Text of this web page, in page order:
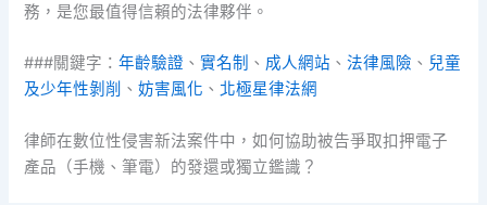
務，是您最值得信賴的法律夥伴。
###關鍵字：年齡驗證 、實名制 、 成人網站 、法律風險 、 兒童
及少年性剝削 、妨害風化 、 北極星律法網
律師在數位性侵害新法案件中，如何協助被告爭取扣押電子
產品（手機、筆電）的發還或獨立鑑識？